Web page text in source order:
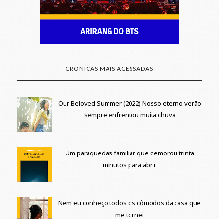
CRÔNICAS MAIS ACESSADAS
Our Beloved Summer (2022) Nosso eterno verão
sempre enfrentou muita chuva
Um paraquedas familiar que demorou trinta
minutos para abrir
Nem eu conheço todos os cômodos da casa que
me tornei